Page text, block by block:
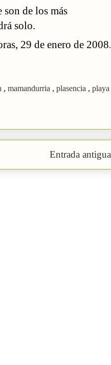
de los más
solo.
29 de enero de 2008.
, mamandurria , plasencia , playa
Entrada antigua